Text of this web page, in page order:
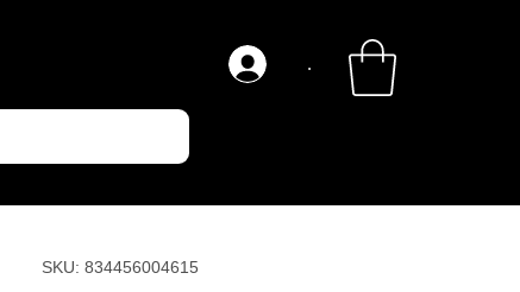
.
SKU: 834456004615